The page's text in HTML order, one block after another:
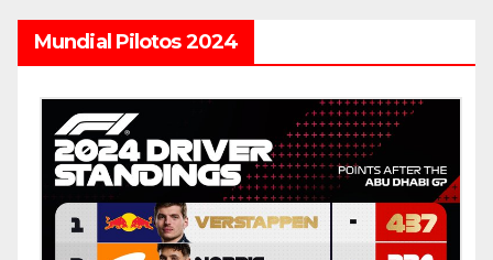
Mundial Pilotos 2024